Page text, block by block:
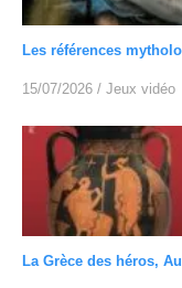
Les références
15/07/2026 / Jeux vidéo
La Grèce des héros,